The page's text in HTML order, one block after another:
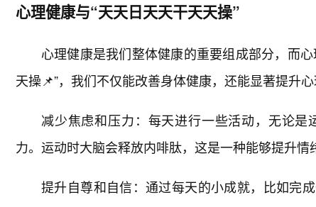
心理健康与“天天日天天干天天操”
心理健康是我们整体健康的重要组成部分，而
天操📌”，我们不仅能改善身体健康，还能显著提升心
减少焦虑和压力：每天进行一些活动，无论
力。运动时大脑会释放内啡肽，这是一种能够提升情
提升自尊和自信：通过每天的小成就，比如完